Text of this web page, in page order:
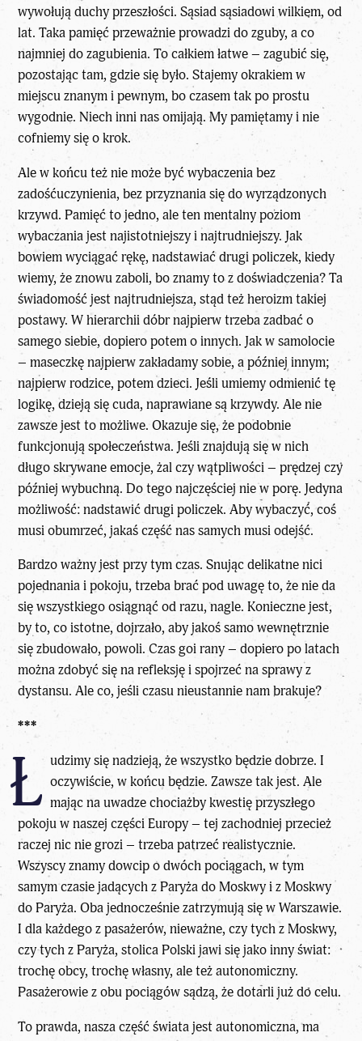
wywołują duchy przeszłości. Sąsiad sąsiadowi wilkiem, od
lat. Taka pamięć przeważnie prowadzi do zguby, a co
najmniej do zagubienia. To całkiem łatwe – zagubić się,
pozostając tam, gdzie się było. Stajemy okrakiem w
miejscu znanym i pewnym, bo czasem tak po prostu
wygodnie. Niech inni nas omijają. My pamiętamy i nie
cofniemy się o krok.
Ale w końcu też nie może być wybaczenia bez
zadośćuczynienia, bez przyznania się do wyrządzonych
krzywd. Pamięć to jedno, ale ten mentalny poziom
wybaczania jest najistotniejszy i najtrudniejszy. Jak
bowiem wyciągać rękę, nadstawiać drugi policzek, kiedy
wiemy, że znowu zaboli, bo znamy to z doświadczenia? Ta
świadomość jest najtrudniejsza, stąd też heroizm takiej
postawy. W hierarchii dóbr najpierw trzeba zadbać o
samego siebie, dopiero potem o innych. Jak w samolocie
– maseczkę najpierw zakładamy sobie, a później innym;
najpierw rodzice, potem dzieci. Jeśli umiemy odmienić tę
logikę, dzieją się cuda, naprawiane są krzywdy. Ale nie
zawsze jest to możliwe. Okazuje się, że podobnie
funkcjonują społeczeństwa. Jeśli znajdują się w nich
długo skrywane emocje, żal czy wątpliwości – prędzej czy
później wybuchną. Do tego najczęściej nie w porę. Jedyna
możliwość: nadstawić drugi policzek. Aby wybaczyć, coś
musi obumrzeć, jakaś część nas samych musi odejść.
Bardzo ważny jest przy tym czas. Snując delikatne nici
pojednania i pokoju, trzeba brać pod uwagę to, że nie da
się wszystkiego osiągnąć od razu, nagle. Konieczne jest,
by to, co istotne, dojrzało, aby jakoś samo wewnętrznie
się zbudowało, powoli. Czas goi rany – dopiero po latach
można zdobyć się na refleksję i spojrzeć na sprawy z
dystansu. Ale co, jeśli czasu nieustannie nam brakuje?
***
Ł udzimy się nadzieją, że wszystko będzie dobrze. I
oczywiście, w końcu będzie. Zawsze tak jest. Ale
mając na uwadze chociażby kwestię przyszłego
pokoju w naszej części Europy – tej zachodniej przecież
raczej nic nie grozi – trzeba patrzeć realistycznie.
Wszyscy znamy dowcip o dwóch pociągach, w tym
samym czasie jadących z Paryża do Moskwy i z Moskwy
do Paryża. Oba jednocześnie zatrzymują się w Warszawie.
I dla każdego z pasażerów, nieważne, czy tych z Moskwy,
czy tych z Paryża, stolica Polski jawi się jako inny świat:
trochę obcy, trochę własny, ale też autonomiczny.
Pasażerowie z obu pociągów sądzą, że dotarli już do celu.
To prawda, nasza część świata jest autonomiczna, ma